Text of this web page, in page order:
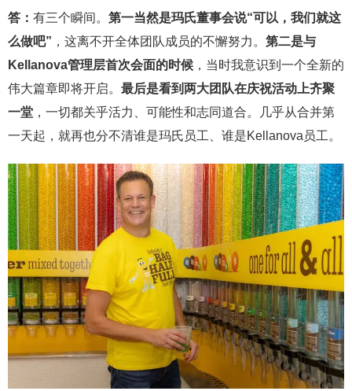
答： 有三个瞬间。 第一当然是玛氏董事会说“可以，我们就这
么做吧” ，这离不开全体团队成员的不懈努力。 第二是与
Kellanova管理层首次会面的时候 ，当时我意识到一个全新的
伟大篇章即将开启。 最后是看到两大团队在庆祝活动上齐聚
一堂 ，一切都关乎活力、可能性和志同道合。几乎从合并第
一天起，就再也分不清谁是玛氏员工、谁是Kellanova员工。